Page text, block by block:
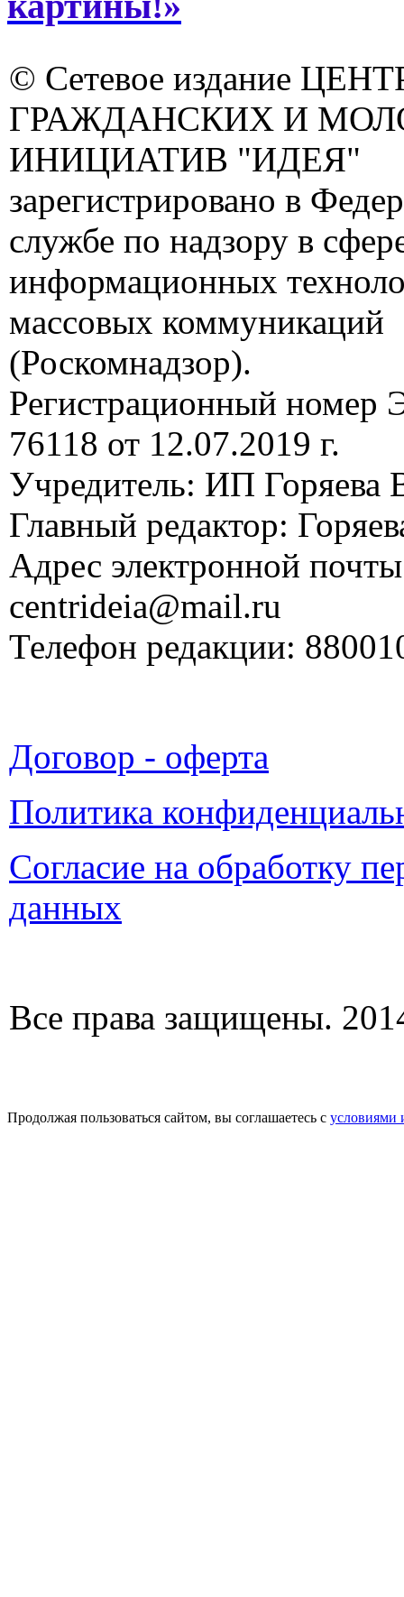
© Сетевое издание
ГРАЖДАНСКИХ И
ИНИЦИАТИВ "ИДЕЯ"
зарегистрировано в
службе по надзору в
информационных
массовых коммуникаций
(Роскомнадзор).
Регистрационный
76118 от 12.07.2019 г.
Учредитель: ИП Горяева
Главный редактор:
Адрес электронной
centrideia@mail.ru
Телефон редакции:
Договор - оферта
Политика
Согласие на обработку
данных
Все права защищены.
Продолжая пользоваться сайтом, вы соглашаетесь с условиями